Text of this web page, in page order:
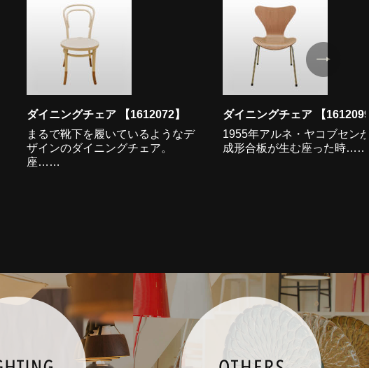
ダイニングチェア 【1612072】
まるで靴下を履いているようなデ
ザインのダイニングチェア。
座……
ダイニングチェア 【
1955年アルネ・ヤコブセン
成形合板が生む座った時……